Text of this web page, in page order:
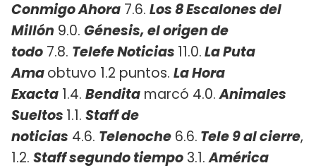
Conmigo Ahora 7.6. Los 8 Escalones del
Millón 9.0. Génesis, el origen de
todo 7.8. Telefe Noticias 11.0.La Puta
Amaobtuvo 1.2 puntos. La Hora
Exacta 1.4. Bendita marcó 4.0.Animales
Sueltos 1.1. Staff de
noticias 4.6. Telenoche 6.6. Tele 9 al cierre,
1.2. Staff segundo tiempo 3.1.América